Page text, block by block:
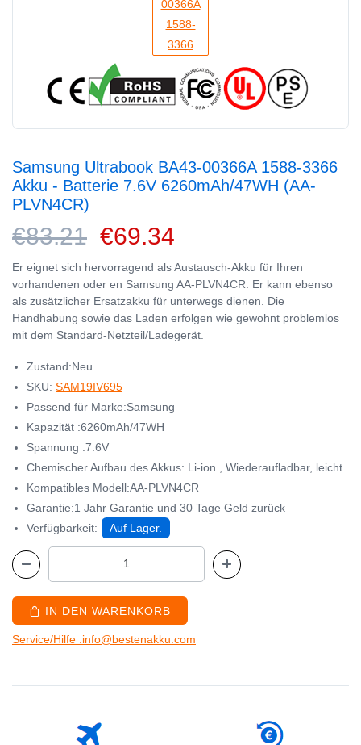
Samsung Ultrabook BA43-00366A 1588-3366
Akku - Batterie 7.6V 6260mAh/47WH (AA-
PLVN4CR)
€83.21 €69.34
Er eignet sich hervorragend als Austausch-Akku für Ihren
vorhandenen oder en Samsung AA-PLVN4CR. Er kann ebenso
als zusätzlicher Ersatzakku für unterwegs dienen. Die
Handhabung sowie das Laden erfolgen wie gewohnt problemlos
mit dem Standard-Netzteil/Ladegerät.
Zustand:Neu
SKU: SAM19IV695
Passend für Marke:Samsung
Kapazität :6260mAh/47WH
Spannung :7.6V
Chemischer Aufbau des Akkus: Li-ion , Wiederaufladbar, leicht
Kompatibles Modell:AA-PLVN4CR
Garantie:1 Jahr Garantie und 30 Tage Geld zurück
Verfügbarkeit:
Auf Lager.
IN DEN WARENKORB
Service/Hilfe :info@bestenakku.com